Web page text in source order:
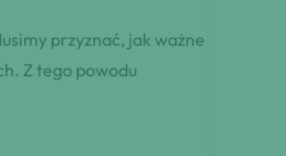
przyznać, jak ważne
Z tego powodu